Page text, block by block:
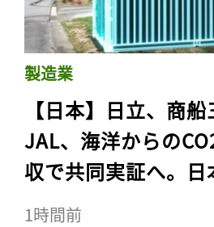
製造業
【日本】日立、商船
JAL、海洋からの
収で共同実証へ。日
1時間前